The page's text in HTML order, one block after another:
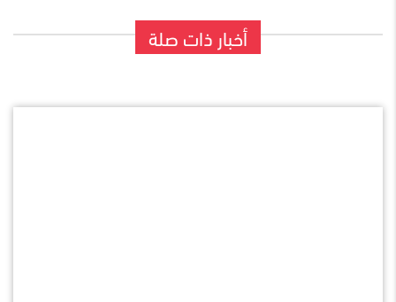
أخبار ذات صلة